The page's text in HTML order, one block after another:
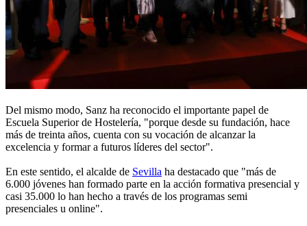
Del mismo modo, Sanz ha reconocido el importante papel de
Escuela Superior de Hostelería, "porque desde su fundación, hace
más de treinta años, cuenta con su vocación de alcanzar la
excelencia y formar a futuros líderes del sector".
En este sentido, el alcalde de Sevilla ha destacado que "más de
6.000 jóvenes han formado parte en la acción formativa presencial y
casi 35.000 lo han hecho a través de los programas semi
presenciales u online".